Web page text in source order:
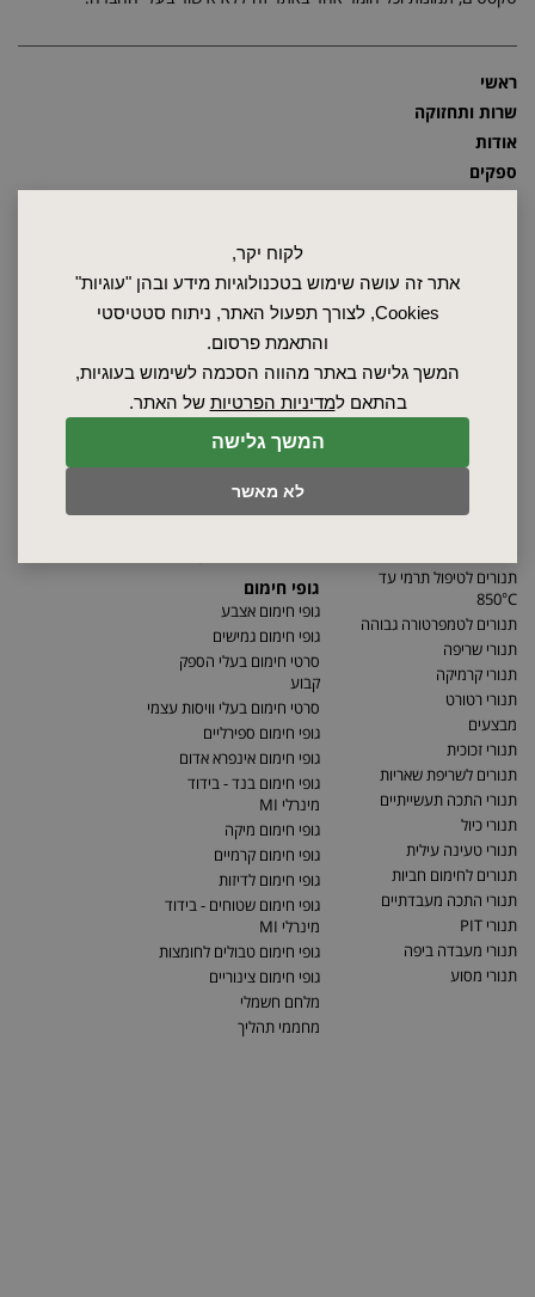
המשך גלישה
לא מאשר
לקוח יקר,
אתר זה עושה שימוש בטכנולוגיות מידע ובהן "עוגיות"
Cookies, לצורך תפעול האתר, ניתוח סטטיסטי
והתאמת פרסום.
המשך גלישה באתר מהווה הסכמה לשימוש בעוגיות,
בהתאם למדיניות הפרטיות של האתר.
ראשי
שרות ותחזוקה
אודות
ספקים
מפת האתר
הצהרת נגישות
מדיניות החזרת מוצרים
תנורי ייבוש
תנורים לטיפול תרמי עד
850°C
תנורים לטמפרטורה גבוהה
תנורי שריפה
תנורי קרמיקה
תנורי רטורט
מבצעים
תנורי זכוכית
תנורים לשריפת שאריות
תנורי התכה תעשייתיים
תנורי כיול
תנורי טעינה עילית
תנורים לחימום חביות
תנורי התכה מעבדתיים
תנורי PIT
תנורי מעבדה ביפה
תנורי מסוע
תנורי נידוף ממיסים
מידוף לתנורים
גופי חימום
גופי חימום אצבע
גופי חימום גמישים
סרטי חימום בעלי הספק
קבוע
סרטי חימום בעלי וויסות עצמי
גופי חימום ספירליים
גופי חימום אינפרא אדום
גופי חימום בנד - בידוד
מינרלי MI
גופי חימום מיקה
גופי חימום קרמיים
גופי חימום לדיזות
גופי חימום שטוחים - בידוד
מינרלי MI
גופי חימום טבולים לחומצות
גופי חימום צינוריים
מלחם חשמלי
מחממי תהליך